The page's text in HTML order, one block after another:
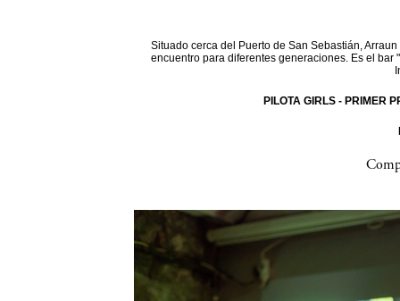
Situado cerca del Puerto de San Sebastián,
encuentro para diferentes generaciones. Es el
PILOTA GIRLS - PRIMER